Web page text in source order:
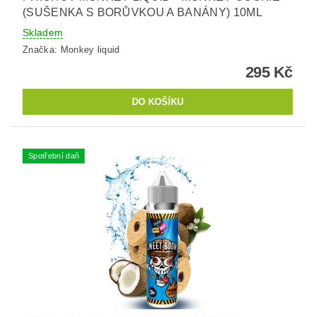
(SUŠENKA S BORŮVKOU A BANÁNY) 10ML
Skladem
Značka: Monkey liquid
295 Kč
Spotřební daň